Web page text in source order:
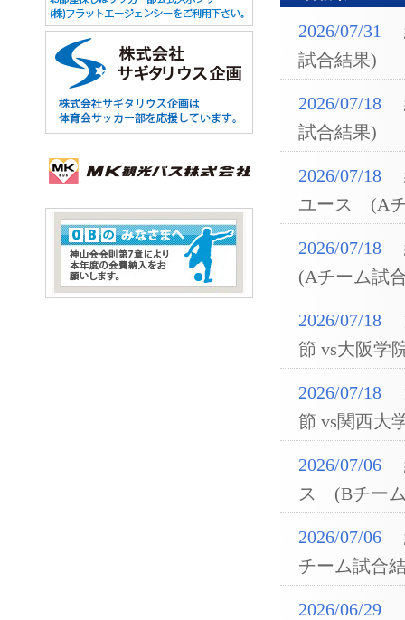
2026/07/31
試合結果)
2026/07/18
試合結果)
2026/07/18
ユース (A
2026/07/18
(Aチーム試
2026/07/18
節 vs大阪学
2026/07/18
節 vs関西大
2026/07/06
ス (Bチー
2026/07/06
チーム試合
2026/06/29